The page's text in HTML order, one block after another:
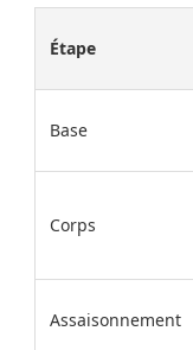
Étape
Base
Corps
Assaisonnement